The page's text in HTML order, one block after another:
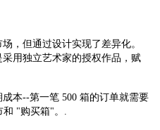
，但通过设计实现了差异化。
用独立艺术家的授权作品，赋
本--第一笔 500 箱的订单就需要
"购买箱"。.